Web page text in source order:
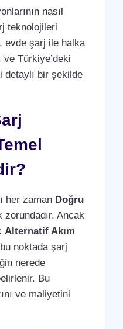
nasıl
teknolojileri
evde şarj ile halka
ve Türkiye’deki
bir şekilde
her zaman Doğru
zorundadır. Ancak
Alternatif Akım
noktada şarj
nerede
Bu
ve maliyetini